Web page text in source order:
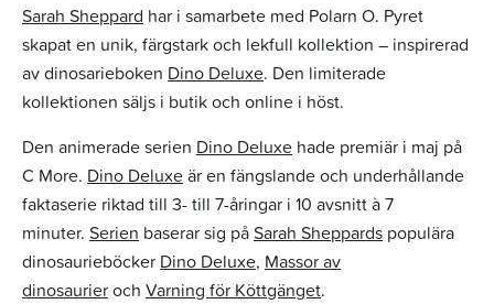
Sarah Sheppard har i samarbete med Polarn O. Pyret
skapat en unik, färgstark och lekfull kollektion ­– inspirerad
av dinosarieboken Dino Deluxe. Den limiterade
kollektionen säljs i butik och online i höst.
Den animerade serien Dino Deluxe hade premiär i maj på
C More. Dino Deluxeär en fängslande och underhållande
faktaserie riktad till 3- till 7-åringar i 10 avsnitt à 7
minuter. Serien baserar sig på Sarah Sheppards populära
dinosaurieböcker Dino Deluxe, Massor av
dinosaurieroch Varning för Köttgänget.